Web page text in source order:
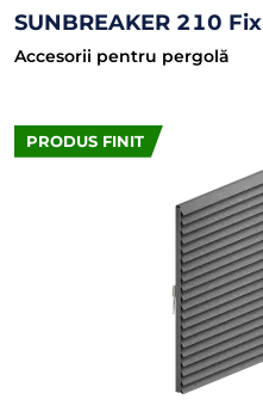
SUNBREAKER 210 Fix
Accesorii pentru pergolă
PRODUS FINIT